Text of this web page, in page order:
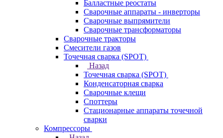
Балластные реостаты
Сварочные аппараты - инверторы
Сварочные выпрямители
Сварочные трансформаторы
Сварочные тракторы
Смесители газов
Точечная сварка (SPOT)
Назад
Точечная сварка (SPOT)
Конденсаторная сварка
Сварочные клещи
Споттеры
Стационарные аппараты точечной
сварки
Компрессоры